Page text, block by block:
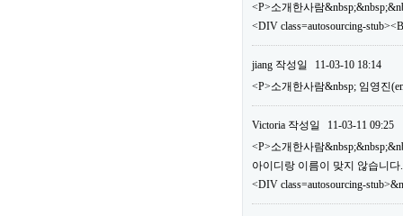
<P>소개한사람
<DIV class=autosourcing-
jiang 작성일
11-03-10 18:14
<P>소개한사람&nbsp; 임영진
Victoria 작성일
11-03-11 09:25
<P>소개한사람
아이디랑 이름이 맞지 않습니다.
<DIV class=autosourcing-